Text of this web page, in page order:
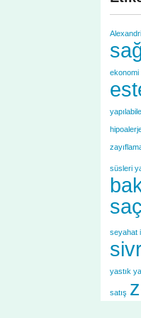
ekonomi
süsleri
seyahat
yastık
satış